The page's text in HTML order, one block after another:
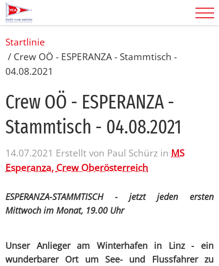
Startlinie
/ Crew OÖ - ESPERANZA - Stammtisch -
04.08.2021
Crew OÖ - ES­PE­RAN­ZA -
Stamm­tisch - 04.08.2021
14.07.2021 Erstellt von Paul Schürz in MS
Esperanza, Crew Oberösterreich
ESPERANZA-STAMMTISCH - jetzt jeden ersten
Mittwoch im Monat, 19.00 Uhr
Unser Anlieger am Winterhafen in Linz - ein
wunderbarer Ort um See- und Flussfahrer zu